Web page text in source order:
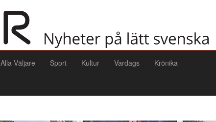
Alla Väljare Sport Kultur Vardags Krönika